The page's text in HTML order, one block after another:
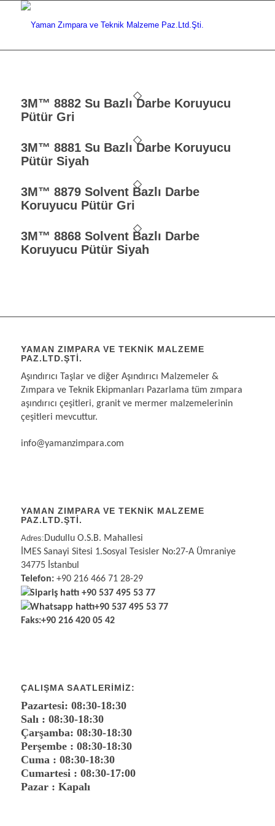
3M™ 8882 Su Bazlı Darbe Koruyucu
Pütür Gri
3M™ 8881 Su Bazlı Darbe Koruyucu
Pütür Siyah
3M™ 8879 Solvent Bazlı Darbe
Koruyucu Pütür Gri
3M™ 8868 Solvent Bazlı Darbe
Koruyucu Pütür Siyah
YAMAN ZIMPARA VE TEKNIK MALZEME
PAZ.LTD.ŞTI.
Aşındırıcı Taşlar ve diğer Aşındırıcı Malzemeler &
Zımpara ve Teknik Ekipmanları Pazarlama tüm zımpara
aşındırıcı çeşitleri, granit ve mermer malzemelerinin
çeşitleri mevcuttur.
info@yamanzimpara.com
YAMAN ZIMPARA VE TEKNİK MALZEME
PAZ.LTD.ŞTİ.
Adres: Dudullu O.S.B. Mahallesi
İMES Sanayi Sitesi 1.Sosyal Tesisler No:27-A Ümraniye
34775 İstanbul
Telefon:+90 216 466 71 28-29
Sipariş hattı +90 537 495 53 77
Whatsapp hattı+90 537 495 53 77
Faks:+90 216 420 05 42
ÇALIŞMA SAATLERIMIZ:
Pazartesi: 08:30-18:30
Salı : 08:30-18:30
Çarşamba: 08:30-18:30
Perşembe : 08:30-18:30
Cuma : 08:30-18:30
Cumartesi : 08:30-17:00
Pazar : Kapalı